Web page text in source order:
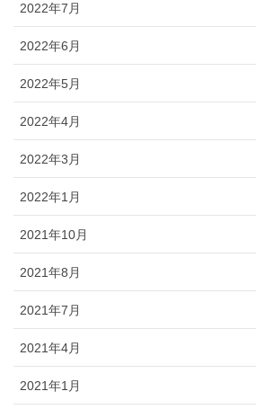
2022年7月
2022年6月
2022年5月
2022年4月
2022年3月
2022年1月
2021年10月
2021年8月
2021年7月
2021年4月
2021年1月